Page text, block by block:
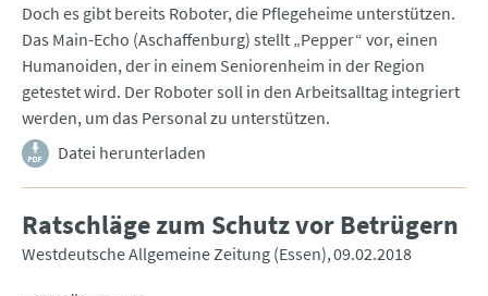
Doch es gibt bereits Roboter, die Pflegeheime unterstützen.
Das Main-Echo (Aschaffenburg) stellt „Pepper“ vor, einen
Humanoiden, der in einem Seniorenheim in der Region
getestet wird. Der Roboter soll in den Arbeitsalltag integriert
werden, um das Personal zu unterstützen.
Datei herunterladen
Ratschläge zum Schutz vor Betrügern
Westdeutsche Allgemeine Zeitung (Essen) 09.02.2018